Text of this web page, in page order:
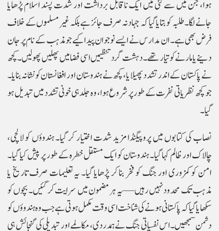
ہوا، جن میں سے کئی میں ایک ناقابل برداشت اور شدت پسند اسلام پڑھایا
جانے لگا۔ طلبہ کو بتایا گیا کہ جہاد نہ صرف جائز ہے بلکہ غیر مسلموں کے خلاف
فرض بھی ہے۔ ان مدارس نے ایسے نوجوان پیدا کیے جو مذہب کے نام پر جان
دینے یا مارنے کو تیار تھے۔ دہشت گرد تنظیمیں اسی فضا میں پھلیں پھولیں۔ کچھ
نے پاکستان کے اندر تشدد پھیلایا، کچھ نے ہندوستان اور افغانستان کو نشانہ بنایا۔
جو کچھ نظریاتی نفرت کے طور پر شروع ہوا، وہ جلد ہی خونی تشدد میں تبدیل ہو
گیا۔
نصاب کی کتابوں میں پروپیگنڈا مزید شدت اختیار کر گیا۔ ہندوؤں کو لالچی،
چالاک اور ظالم کہا گیا۔ ہندوستان کو ایک مستقل خطرہ کے طور پر پیش کیا گیا۔
امن کو کمزوری اور جنگ کو فخر بنا کر پڑھایا گیا۔ یہ تعلیمات صرف تاریخ یا
مذہب تک محدود نہیں رہیں—یہ ہر مضمون میں سرایت کر گئیں۔ بچوں کو
سکھایا گیا کہ پاکستانی ہونے کی شناخت اسی وقت مکمل ہوتی ہے جب وہ ہندوؤں کو
دشمن سمجھیں۔ اس نفسیاتی جنگ نے ہمدردی، مکالمے اور تبدیلی کی گنجائش ہی